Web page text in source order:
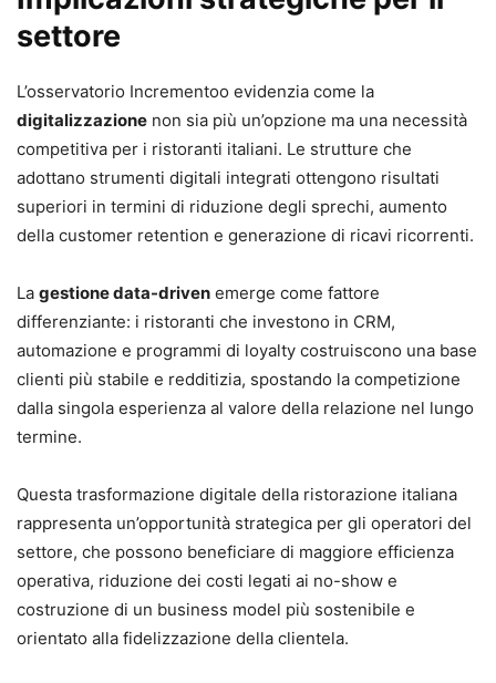
settore
L’osservatorio Incrementoo evidenzia come la
digitalizzazione non sia più un’opzione ma una necessità
competitiva per i ristoranti italiani. Le strutture che
adottano strumenti digitali integrati ottengono risultati
superiori in termini di riduzione degli sprechi, aumento
della customer retention e generazione di ricavi ricorrenti.
La gestione data-driven emerge come fattore
differenziante: i ristoranti che investono in CRM,
automazione e programmi di loyalty costruiscono una base
clienti più stabile e redditizia, spostando la competizione
dalla singola esperienza al valore della relazione nel lungo
termine.
Questa trasformazione digitale della ristorazione italiana
rappresenta un’opportunità strategica per gli operatori del
settore, che possono beneficiare di maggiore efficienza
operativa, riduzione dei costi legati ai no-show e
costruzione di un business model più sostenibile e
orientato alla fidelizzazione della clientela.